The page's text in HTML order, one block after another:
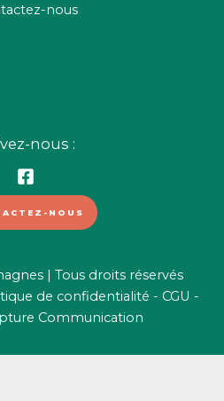
nous
nous :
NOUS
| Tous droits réservés
de confidentialité - CGU -
Communication